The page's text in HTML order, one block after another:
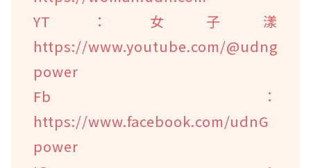
YT：女子漾
https://www.youtube.com/@udng
power
Fb：
https://www.facebook.com/udnG
power